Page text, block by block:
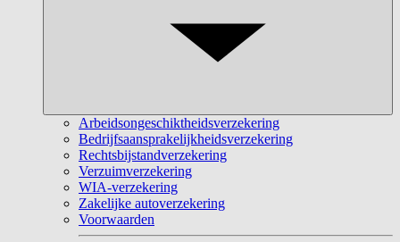
Arbeidsongeschiktheidsverzekering
Bedrijfsaansprakelijkheidsverzekering
Rechtsbijstandverzekering
Verzuimverzekering
WIA-verzekering
Zakelijke autoverzekering
Voorwaarden